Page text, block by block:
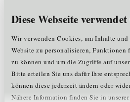
Diese Webseite
Wir verwenden Cookies, um Inhalte
Website zu personalisieren, Funktionen
zu können und um die Zugriffe auf
Bitte erteilen Sie uns dafür Ihre
können diese jederzeit ändern oder
Nähere Information finden Sie in unserer
Einwilligungsmanagement
Med Uni Graz: Demonstrator –
datenschutzgerechte Nutzung
standardisierten Daten
Dedalus HealthCare:
Abklärung, wie
durch die Nutzung
Gesundheitsdaten profitieren